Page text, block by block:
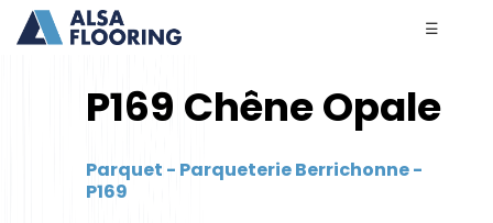
☰
P169 Chêne Opale
Parquet - Parqueterie Berrichonne -
P169